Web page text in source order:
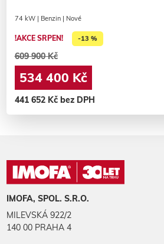
74 kW | Benzin | Nové
!AKCE SRPEN! -13 %
609 900 Kč
534 400 Kč
441 652 Kč bez DPH
IMOFA, SPOL. S.R.O.
MILEVSKÁ 922/2
140 00 PRAHA 4